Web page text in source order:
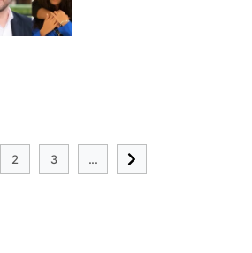
2 3 ...